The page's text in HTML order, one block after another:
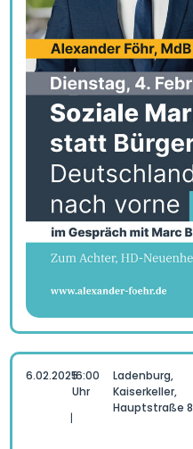
6.02.2025
|
16:00
Uhr
Ladenburg,
Kaiserkeller,
Hauptstraße 8